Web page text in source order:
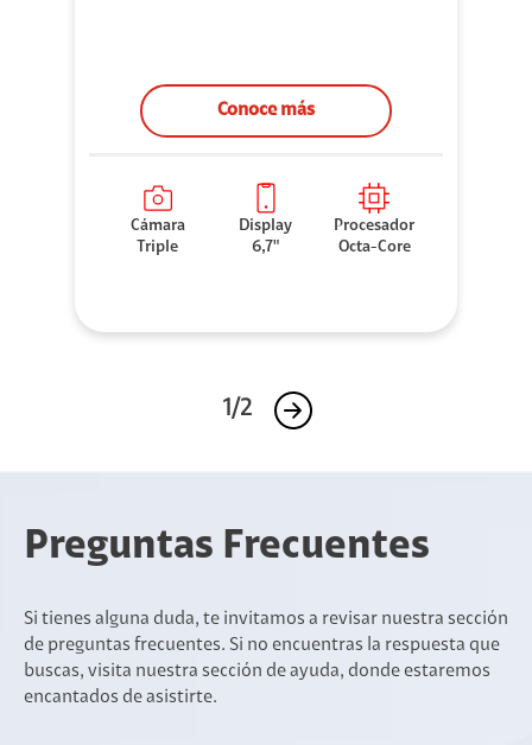
Conoce más
Cámara
Triple
Display
6,7"
Procesador
Octa-Core
1/2
Preguntas Frecuentes
Si tienes alguna duda, te invitamos a revisar nuestra sección
de preguntas frecuentes. Si no encuentras la respuesta que
buscas, visita nuestra sección de ayuda, donde estaremos
encantados de asistirte.